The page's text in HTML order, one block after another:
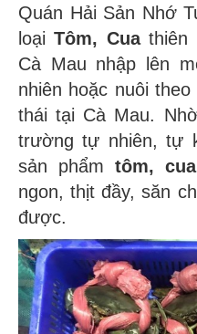
Quán Hải Sản Nhớ
loạiTôm, Cuathiên
Cà Mau nhập lên
nhiên hoặc nuôi
thái tại Cà Mau.
trường tự nhiên, tự
sản phẩm tôm,
ngon, thịt đầy, săn
được.